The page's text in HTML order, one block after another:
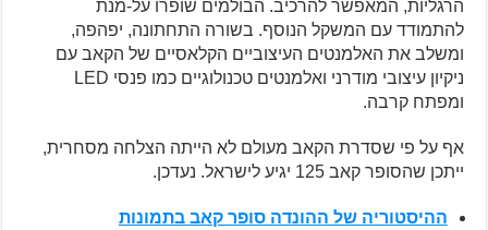
הרגליות, המאפשר להרכיב. הבולמים שופרו על-מנת
להתמודד עם המשקל הנוסף. בשורה התחתונה, יפהפה,
ומשלב את האלמנטים העיצוביים הקלאסיים של הקאב עם
ניקיון עיצובי מודרני ואלמנטים טכנולוגיים כמו פנסי LED
ומפתח קרבה.
אף על פי שסדרת הקאב מעולם לא הייתה הצלחה מסחרית,
ייתכן שהסופר קאב 125 יגיע לישראל. נעדכן.
ההיסטוריה של ההונדה סופר קאב בתמונות